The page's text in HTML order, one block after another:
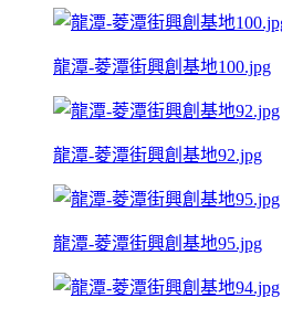
龍潭-菱潭街興創基地100.jpg
龍潭-菱潭街興創基地92.jpg
龍潭-菱潭街興創基地95.jpg